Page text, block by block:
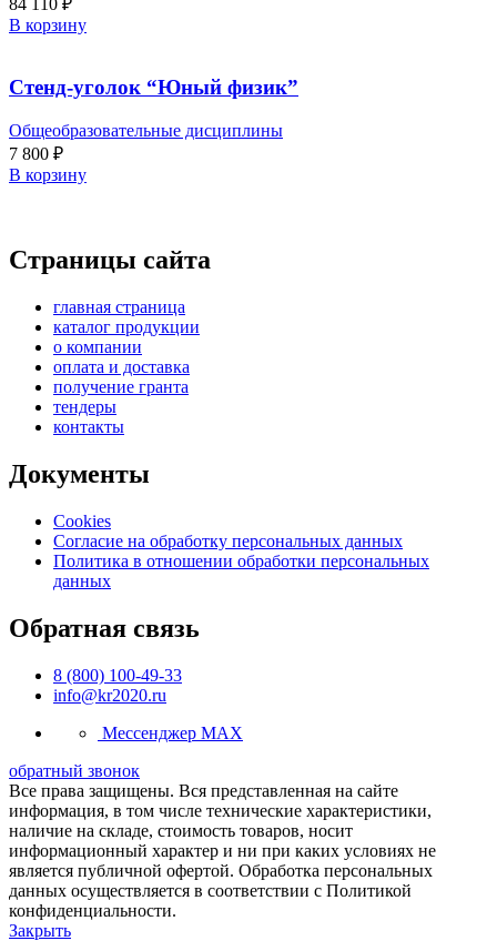
В корзину
Стенд-уголок “Юный физик”
Общеобразовательные дисциплины
7 800 ₽
В корзину
Страницы сайта
главная страница
каталог продукции
о компании
оплата и доставка
получение гранта
тендеры
контакты
Документы
Cookies
Согласие на обработку персональных данных
Политика в отношении обработки персональных
данных
Обратная связь
8 (800) 100-49-33
info@kr2020.ru
Мессенджер MAX
обратный звонок
Все права защищены. Вся представленная на сайте
информация, в том числе технические характеристики,
наличие на складе, стоимость товаров, носит
информационный характер и ни при каких условиях не
является публичной офертой. Обработка персональных
данных осуществляется в соответствии с Политикой
конфиденциальности.
Закрыть